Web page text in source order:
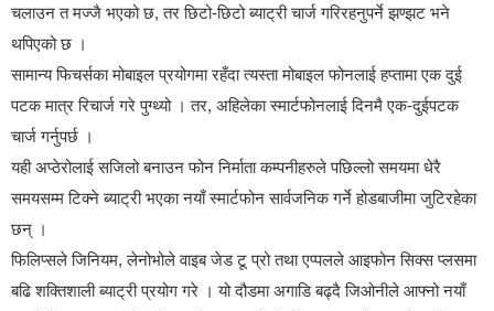
चलाउन त मज्जै भएको छ, तर छिटो-छिटो ब्याट्री चार्ज गरिरहनुपर्ने झण्झट भने
थपिएको छ ।
सामान्य फिचर्सका मोबाइल प्रयोगमा रहँदा त्यस्ता मोबाइल फोनलाई हप्तामा एक दुई
पटक मात्र रिचार्ज गरे पुग्थ्यो । तर, अहिलेका स्मार्टफोनलाई दिनमै एक-दुईपटक
चार्ज गर्नुपर्छ ।
यही अप्ठेरोलाई सजिलो बनाउन फोन निर्माता कम्पनीहरुले पछिल्लो समयमा धेरै
समयसम्म टिक्ने ब्याट्री भएका नयाँ स्मार्टफोन सार्वजनिक गर्ने होडबाजीमा जुटिरहेका
छन् ।
फिलिप्सले जिनियम, लेनोभोले वाइब जेड टू प्रो तथा एप्पलले आइफोन सिक्स प्लसमा
बढि शक्तिशाली ब्याट्री प्रयोग गरे । यो दौडमा अगाडि बढ्दै जिओनीले आफ्नो नयाँ